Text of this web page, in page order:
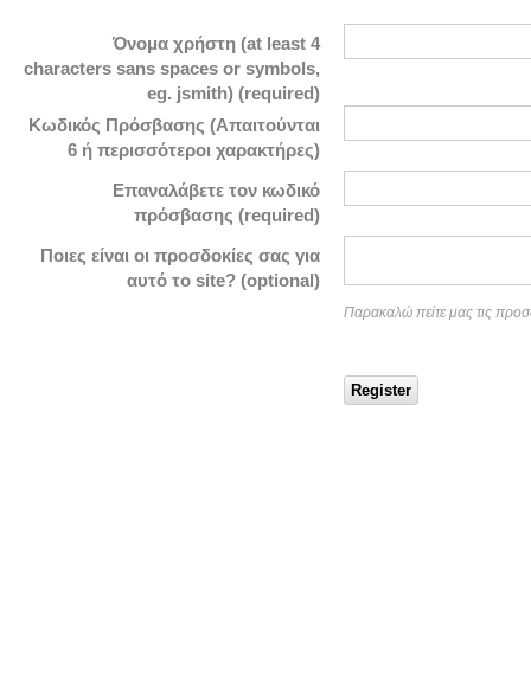
Όνομα χρήστη (at least 4
characters sans spaces or symbols,
eg. jsmith) (required)
Κωδικός Πρόσβασης (Απαιτούνται
6 ή περισσότεροι χαρακτήρες)
Επαναλάβετε τον κωδικό
πρόσβασης (required)
Ποιες είναι οι προσδοκίες σας για
αυτό το site? (optional)
Παρακαλώ πείτε μας τις